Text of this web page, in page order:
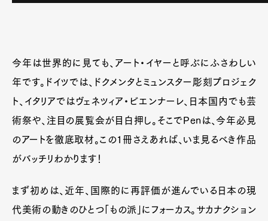
今年は世界的に見ても、アート・イヤーと呼ぶにふさわしい
年です。ドイツでは、ドクメンタとミュンスター彫刻プロジェク
ト、イタリアではヴェネツィア・ビエンナーレ、日本国内でも芸
術祭や、注目の展覧会が目白押し。そこでPenは、今年必見
のアートを徹底取材。この1冊さえあれば、いま見るべき作品
がバッチリわかります！
まず初めは、近年、国際的に再評価が進んでいる日本の現
代美術の動きのひとつ「もの派」にフォーカス。サカナクション